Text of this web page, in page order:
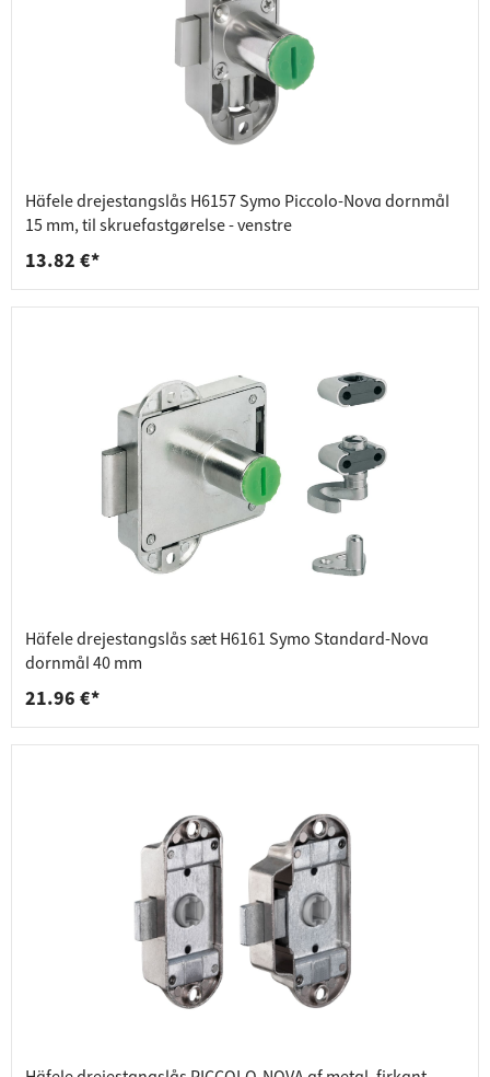
Häfele drejestangslås H6157 Symo Piccolo-Nova dornmål
15 mm, til skruefastgørelse - venstre
13.82 €*
Häfele drejestangslås sæt H6161 Symo Standard-Nova
dornmål 40 mm
21.96 €*